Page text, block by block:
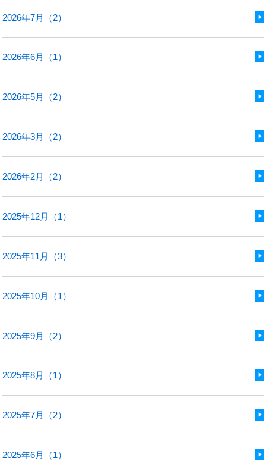
2026年7月（2）
2026年6月（1）
2026年5月（2）
2026年3月（2）
2026年2月（2）
2025年12月（1）
2025年11月（3）
2025年10月（1）
2025年9月（2）
2025年8月（1）
2025年7月（2）
2025年6月（1）